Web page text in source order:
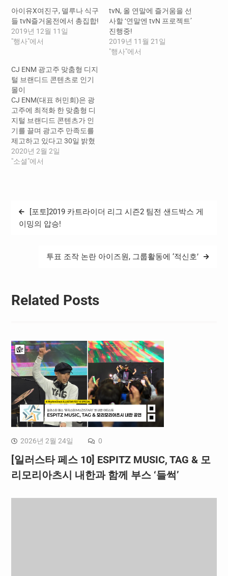
아이유X여진구, 델루나 식구
들 tvN즐거움전에서 총집합!
2019년 12월 11일
"행사"에서
tvN, 올 연말에 즐거움을 선
사할 ‘연말엔 tvN 프로젝트’
진행중!
2019년 11월 21일
"행사"에서
CJ ENM 광고주 맞춤형 디지
털 브랜디드 콘텐츠로 인기
몰이
​CJ ENM(대표 허민회)은 광
고주에 최적화 한 맞춤형 디
지털 브랜디드 콘텐츠가 인
기를 끌며 광고주 만족도를
제고하고 있다고 30일 밝혔
다. 지난 1월 3일 유튜브 ‘tvN
D ENT(티비엔 디 엔터)’ 채널
가능한 관광산업 발전을 위
해 제주특별자치도와 제주
초기 창업자를 대상으로 하
는 ‘제주 관광 창업 토너먼
2020년 2월 2일
"소셜"에서
글
탐
[포토]2019 카트라이더 리그 시즌2 팀전 샌드박스 게
이밍의 압승!
투표 조작 논란 아이즈원, 그룹활동에 ‘적신호’
Related Posts
2026년 2월 24일 0
[일러스타 페스 10] ESPITZ MUSIC, TAG & 모
리모리아츠시 내한과 함께 부스 ‘들썩’